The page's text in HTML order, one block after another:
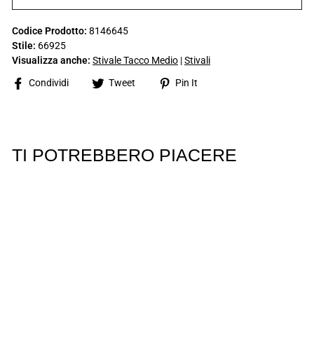
Codice Prodotto: 8146645
Stile: 66925
Visualizza anche: Stivale Tacco Medio |Stivali
Condividi
Share Tweet
Tweet Pin It
TI POTREBBERO PIACERE